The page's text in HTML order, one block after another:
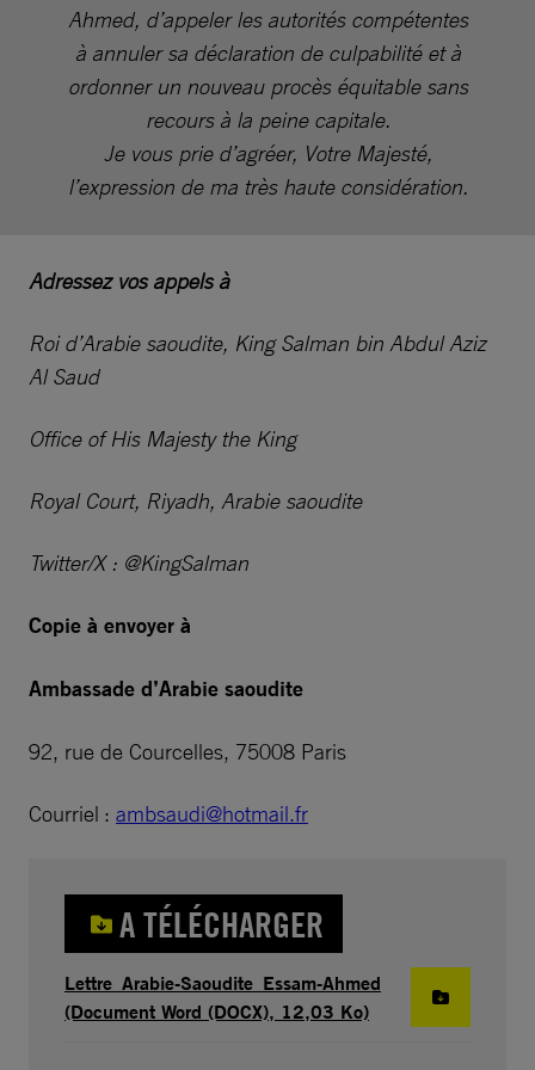
Ahmed, d’appeler les autorités compétentes
à annuler sa déclaration de culpabilité et à
ordonner un nouveau procès équitable sans
recours à la peine capitale.
Je vous prie d’agréer, Votre Majesté,
l’expression de ma très haute considération.
Adressez vos appels à
Roi d’Arabie saoudite, King Salman bin Abdul Aziz
Al Saud
Office of His Majesty the King
Royal Court, Riyadh, Arabie saoudite
Twitter/X : @KingSalman
Copie à envoyer à
Ambassade d’Arabie saoudite
92, rue de Courcelles, 75008 Paris
Courriel : ambsaudi@hotmail.fr
A TÉLÉCHARGER
Lettre_Arabie-Saoudite_Essam-Ahmed
(Document Word (DOCX), 12,03 Ko)